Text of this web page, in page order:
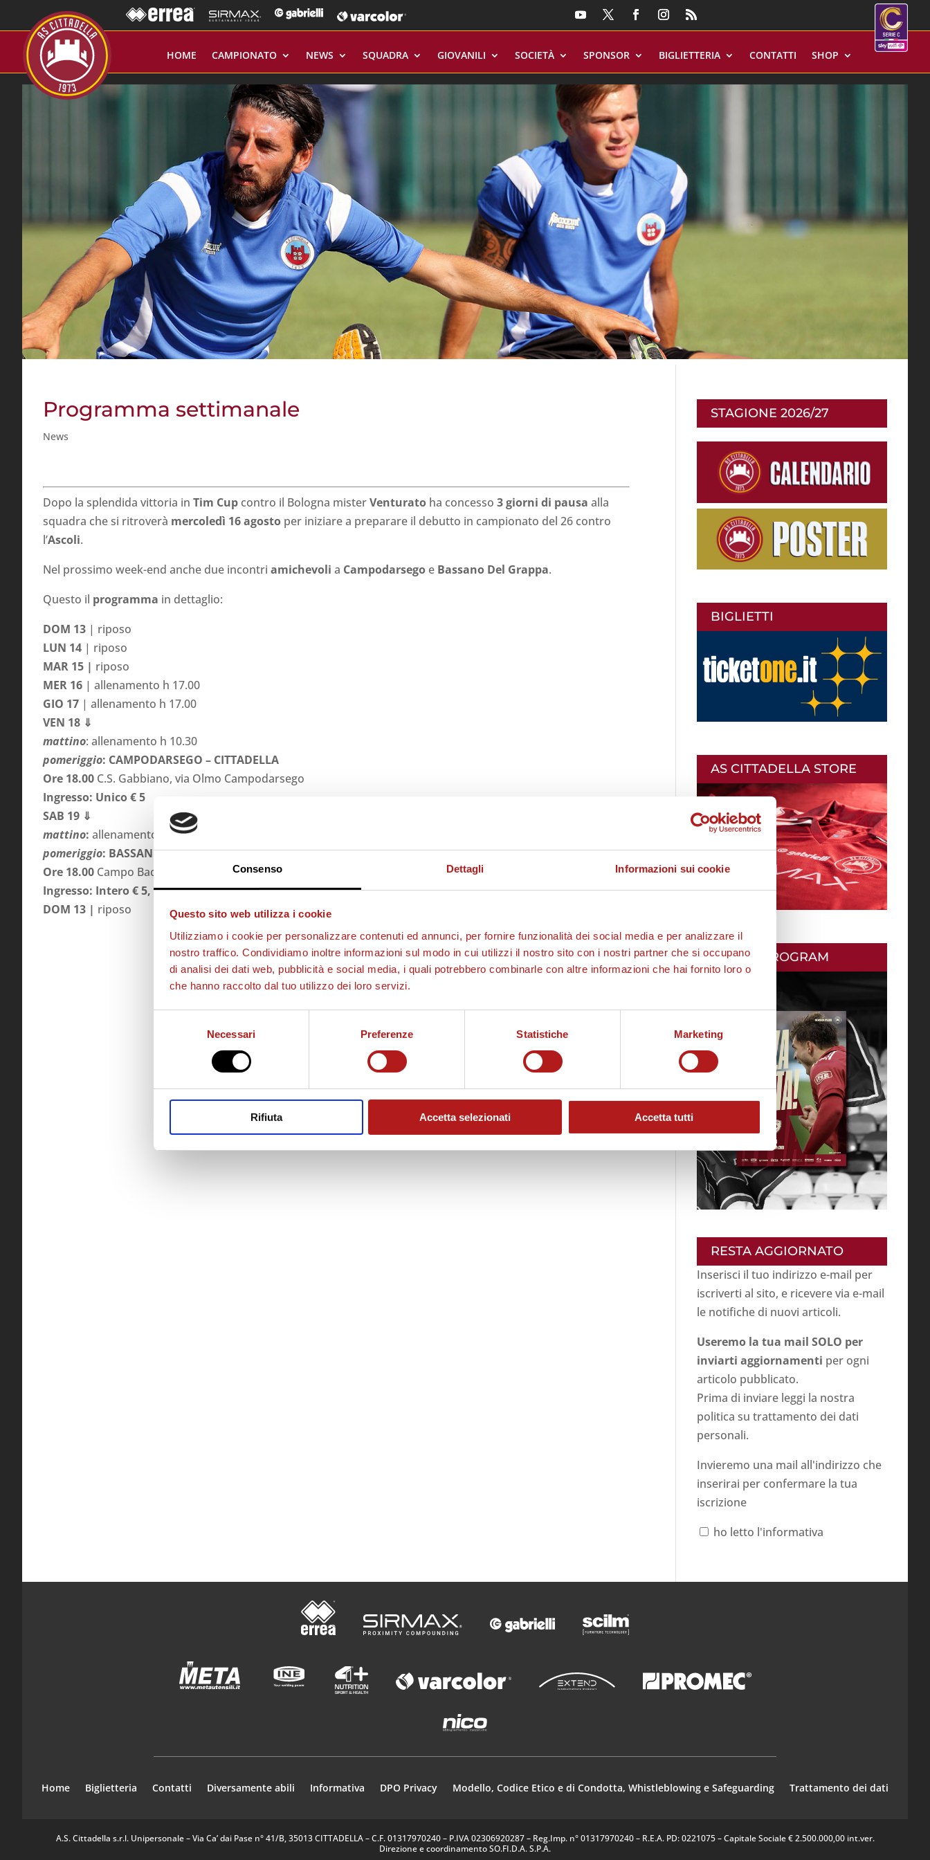
Consenso Dettagli Informazioni sui cookie
Questo sito web utilizza i cookie
Utilizziamo i cookie per personalizzare contenuti ed annunci, per fornire funzionalità dei social media e per analizzare il
nostro traffico. Condividiamo inoltre informazioni sul modo in cui utilizzi il nostro sito con i nostri partner che si occupano
di analisi dei dati web, pubblicità e social media, i quali potrebbero combinarle con altre informazioni che hai fornito loro o
che hanno raccolto dal tuo utilizzo dei loro servizi.
Necessari Preferenze Statistiche Marketing
Rifiuta Accetta selezionati Accetta tutti
HOME CAMPIONATO NEWS SQUADRA GIOVANILI SOCIETÀ SPONSOR BIGLIETTERIA CONTATTI SHOP
Programma settimanale
News
Dopo la splendida vittoria in Tim Cup contro il Bologna misterVenturato ha concesso 3 giorni di pausa alla
squadra che si ritroverà mercoledì 16 agosto per iniziare a preparare il debutto in campionato del 26 contro
l’Ascoli.
Nel prossimo week-end anche due incontri amichevoli a Campodarsego e Bassano Del Grappa.
Questo il programma in dettaglio:
DOM 13 | riposo
LUN 14 | riposo
MAR 15 | riposo
MER 16 | allenamento h 17.00
GIO 17 | allenamento h 17.00
VEN 18 ⇓
mattino: allenamento h 10.30
pomeriggio: CAMPODARSEGO – CITTADELLA
Ore 18.00 C.S. Gabbiano, via Olmo Campodarsego
Ingresso: Unico € 5
SAB 19 ⇓
mattino: allenamento h 10.30
pomeriggio: BASSANO – CITTADELLA
Ore 18.00 Campo Baccini, Quartiere 25 Aprile Bassano D.G.
Ingresso: Intero € 5, Under 10 omaggio
DOM 13 | riposo
STAGIONE 2026/27
BIGLIETTI
AS CITTADELLA STORE
MATCH PROGRAM
RESTA AGGIORNATO
Inserisci il tuo indirizzo e-mail per
iscriverti al sito, e ricevere via e-mail
le notifiche di nuovi articoli.
Useremo la tua mail SOLO per
inviarti aggiornamenti per ogni
articolo pubblicato.
Prima di inviare leggi la nostra
politica su trattamento dei dati
personali.
Invieremo una mail all'indirizzo che
inserirai per confermare la tua
iscrizione
ho letto l'informativa
Home Biglietteria Contatti Diversamente abili Informativa DPO Privacy Modello, Codice Etico e di Condotta, Whistleblowing e Safeguarding Trattamento dei dati
A.S. Cittadella s.r.l. Unipersonale – Via Ca’ dai Pase n° 41/B, 35013 CITTADELLA – C.F. 01317970240 – P.IVA 02306920287 – Reg.Imp. n° 01317970240 – R.E.A. PD: 0221075 – Capitale Sociale € 2.500.000,00 int.ver.
Direzione e coordinamento SO.FI.D.A. S.P.A.